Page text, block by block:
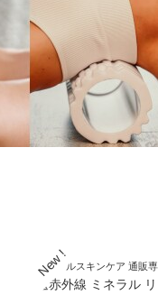
ミネラルスキンケア 通販専
遠赤外線 ミネラル